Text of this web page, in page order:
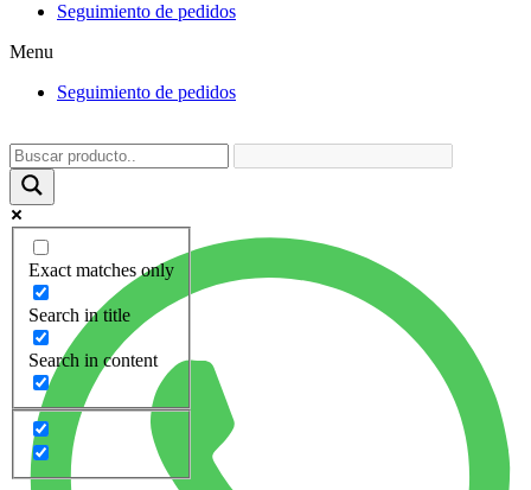
Seguimiento de pedidos
Menu
Seguimiento de pedidos
Exact matches only
Search in title
Search in content